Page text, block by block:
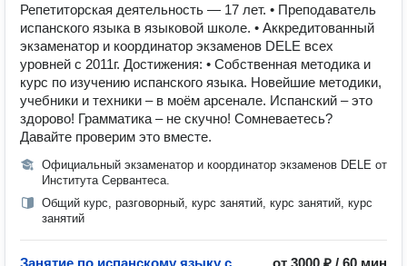
Репетиторская деятельность — 17 лет. • Преподаватель
испанского языка в языковой школе. • Аккредитованный
экзаменатор и координатор экзаменов DELE всех
уровней с 2011г. Достижения: • Собственная методика и
курс по изучению испанского языка. Новейшие методики,
учебники и техники – в моём арсенале. Испанский – это
здорово! Грамматика – не скучно! Сомневаетесь?
Давайте проверим это вместе.
Официальный экзаменатор и координатор экзаменов DELE от
Института Сервантеса.
Общий курс, разговорный, курс занятий, курс занятий, курс
занятий
Занятие по испанскому языку с
от 3000 ₽ / 60 мин